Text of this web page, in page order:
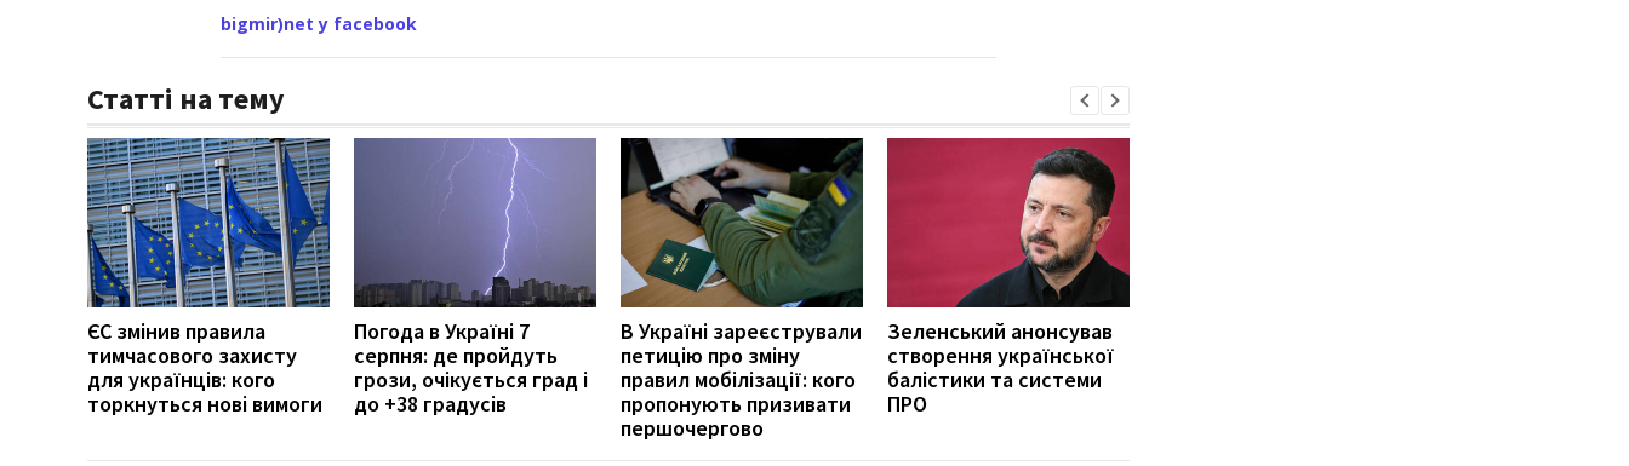
bigmir)net у facebook
Статті на тему
ЄС змінив правила
тимчасового захисту
для українців: кого
торкнуться нові вимоги
Погода в Україні 7
серпня: де пройдуть
грози, очікується град і
до +38 градусів
В Україні зареєстрували
петицію про зміну
правил мобілізації: кого
пропонують призивати
першочергово
Зеленський анонсував
створення української
балістики та системи
ПРО